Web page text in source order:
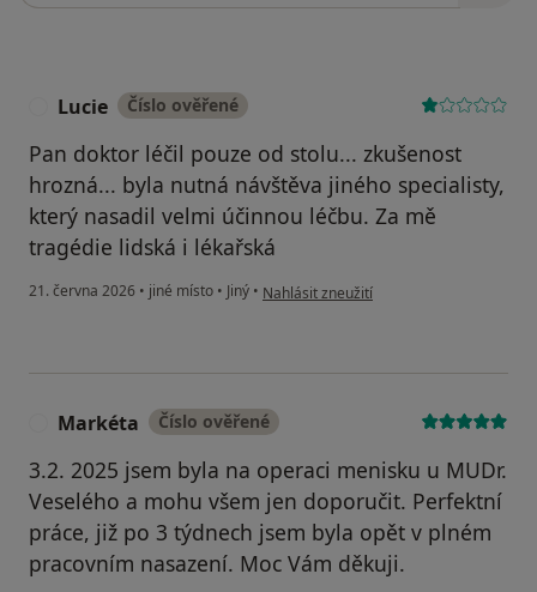
Lucie Číslo ověřené
Pan doktor léčil pouze od stolu... zkušenost
hrozná... byla nutná návštěva jiného specialisty,
který nasadil velmi účinnou léčbu. Za mě
tragédie lidská i lékařská
21. června 2026 • jiné místo • Jiný • podle názoru uživatele Lucie
Nahlásit zneužití
Markéta Číslo ověřené
3.2. 2025 jsem byla na operaci menisku u MUDr.
Veselého a mohu všem jen doporučit. Perfektní
práce, již po 3 týdnech jsem byla opět v plném
pracovním nasazení. Moc Vám děkuji.